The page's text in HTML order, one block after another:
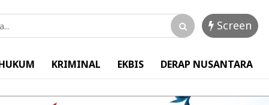
Screen
KRIMINAL EKBIS DERAP NUSANTARA